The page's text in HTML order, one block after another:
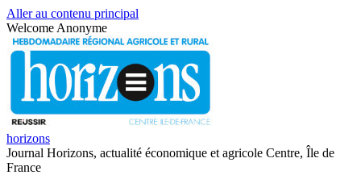
Aller au contenu principal
Welcome Anonyme
horizons
Journal Horizons, actualité économique et agricole Centre, Île de
France